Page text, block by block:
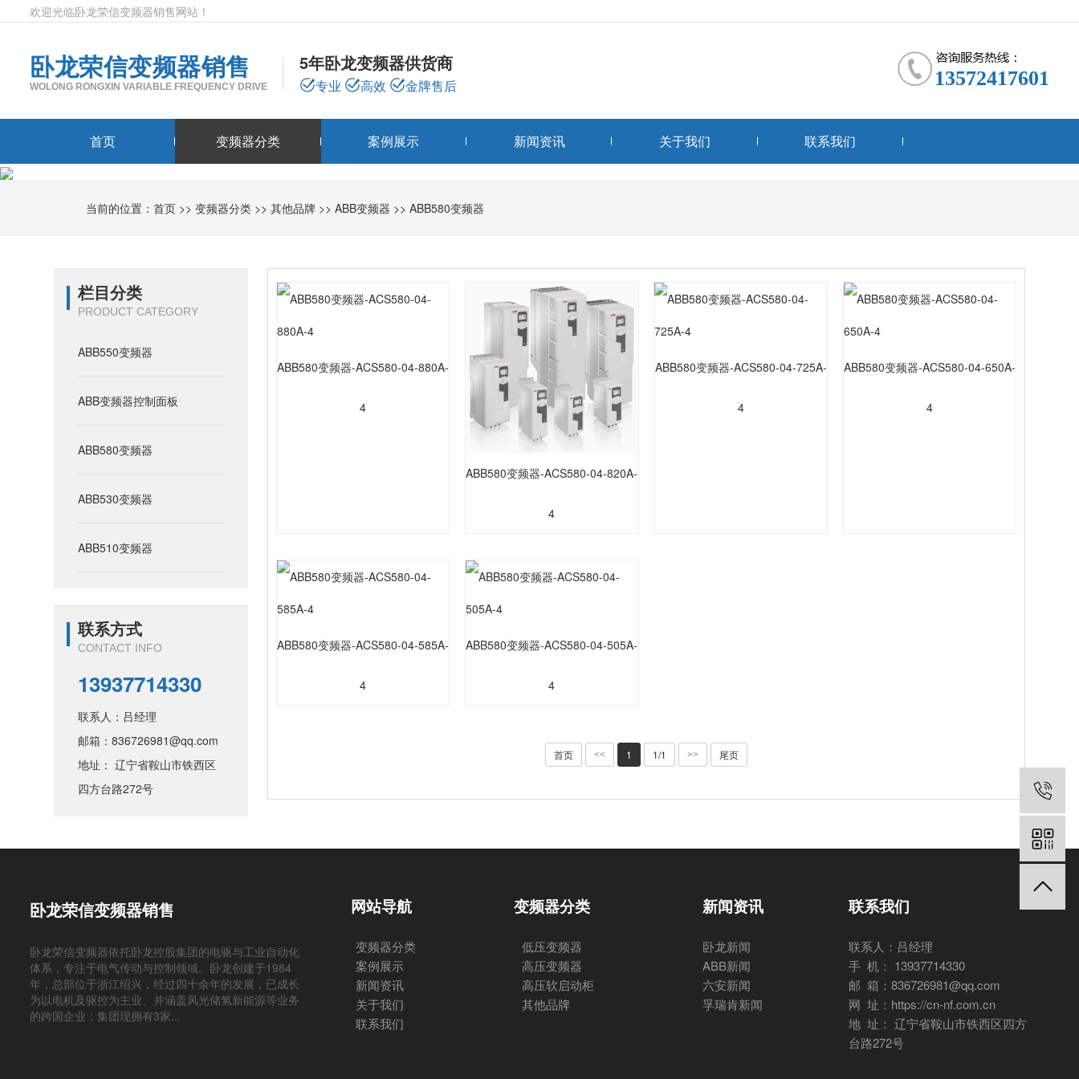
欢迎光临卧龙荣信变频器销售网站！
卧龙荣信变频器销售
WOLONG RONGXIN VARIABLE FREQUENCY DRIVE
5年卧龙变频器供货商
专业 高效 金牌售后 13572417601
首页 变频器分类 案例展示 新闻资讯 关于我们 联系我们
当前的位置：首页 >>变频器分类 >>其他品牌 >>ABB变频器 >>ABB580变频器
栏目分类
PRODUCT CATEGORY
ABB550变频器
ABB变频器控制面板
ABB580变频器
ABB530变频器
ABB510变频器
联系方式
CONTACT INFO
13937714330
联系人：吕经理
邮箱：836726981@qq.com
地址： 辽宁省鞍山市铁西区
四方台路272号
ABB580变频器-ACS580-04-880A-
4
ABB580变频器-ACS580-04-820A-
4
ABB580变频器-ACS580-04-725A-
4
ABB580变频器-ACS580-04-650A-
4
ABB580变频器-ACS580-04-585A-
4
ABB580变频器-ACS580-04-505A-
4
首页 << 1 1/1 >> 尾页
卧龙荣信变频器销售
卧龙荣信变频器依托卧龙控股集团的电驱与工业自动化
体系，专注于电气传动与控制领域。卧龙创建于1984
年，总部位于浙江绍兴，经过四十余年的发展，已成长
为以电机及驱控为主业、并涵盖风光储氢新能源等业务
的跨国企业；集团现拥有3家...
网站导航
变频器分类
案例展示
新闻资讯
关于我们
联系我们
变频器分类
低压变频器
高压变频器
高压软启动柜
其他品牌
新闻资讯
卧龙新闻
ABB新闻
六安新闻
孚瑞肯新闻
联系我们
联系人：吕经理
手 机： 13937714330
邮 箱：836726981@qq.com
网 址：https://cn-nf.com.cn
地 址： 辽宁省鞍山市铁西区四方
台路272号